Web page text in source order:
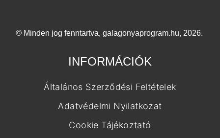
© Minden jog fenntartva, galagonyaprogram.hu, 2026.
INFORMÁCIÓK
Általános Szerződési Feltételek
Adatvédelmi Nyilatkozat
Cookie Tájékoztató